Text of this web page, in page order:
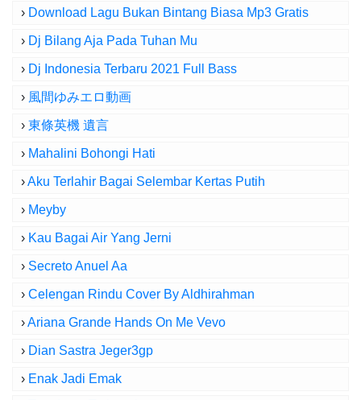
› Download Lagu Bukan Bintang Biasa Mp3 Gratis
› Dj Bilang Aja Pada Tuhan Mu
› Dj Indonesia Terbaru 2021 Full Bass
› 風間ゆみエロ動画
› 東條英機 遺言
› Mahalini Bohongi Hati
›Aku Terlahir Bagai Selembar Kertas Putih
› Meyby
› Kau Bagai Air Yang Jerni
› Secreto Anuel Aa
› Celengan Rindu Cover By Aldhirahman
›Ariana Grande Hands On Me Vevo
› Dian Sastra Jeger3gp
› Enak Jadi Emak